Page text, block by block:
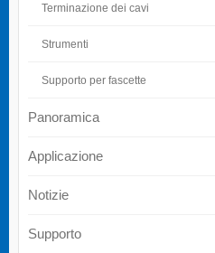
Terminazione dei cavi
Strumenti
Supporto per fascette
Panoramica
Applicazione
Notizie
Supporto